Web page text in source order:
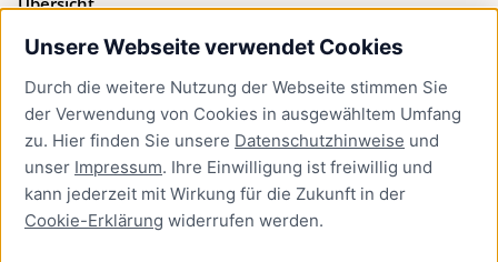
Unsere Webseite verwendet Cookies
Durch die weitere Nutzung der Webseite stimmen Sie
der Verwendung von Cookies in ausgewähltem Umfang
zu. Hier finden Sie unsere Datenschutzhinweise und
unser Impressum. Ihre Einwilligung ist freiwillig und
kann jederzeit mit Wirkung für die Zukunft in der
Cookie-Erklärung widerrufen werden.
Bürgerservice
Presse
Newsletter Lübeck:kompakt
Kontakt
Kontakt